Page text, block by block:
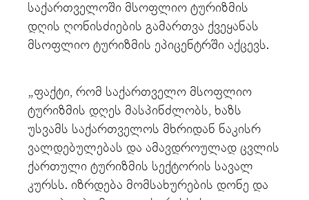
საქართველოში მსოფლიო ტურიზმის
დღის ღონისძიების გამართვა ქვეყანას
მსოფლიო ტურიზმის ეპიცენტრში აქცევს.
„ფაქტი, რომ საქართველო მსოფლიო
ტურიზმის დღეს მასპინძლობს, ხაზს
უსვამს საქართველოს მხრიდან ნაკისრ
ვალდებულებას და ამავდროულად ცვლის
ქართული ტურიზმის სექტორის სავალ
კურსს. იზრდება მომსახურების დონე და